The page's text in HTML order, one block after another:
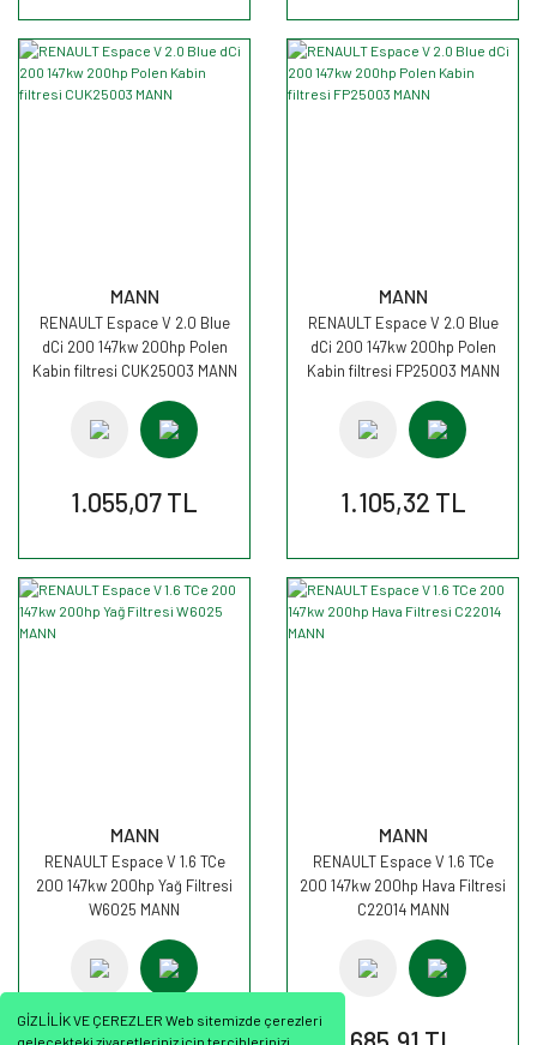
GİZLİLİK VE ÇEREZLER Web sitemizde çerezleri
MANN
RENAULT Espace V 2.0 Blue
dCi 200 147kw 200hp Polen
Kabin filtresi CUK25003 MANN
1.055,07 TL
MANN
RENAULT Espace V 2.0 Blue
dCi 200 147kw 200hp Polen
Kabin filtresi FP25003 MANN
1.105,32 TL
MANN
RENAULT Espace V 1.6 TCe
200 147kw 200hp Yağ Filtresi
W6025 MANN
MANN
RENAULT Espace V 1.6 TCe
200 147kw 200hp Hava Filtresi
C22014 MANN